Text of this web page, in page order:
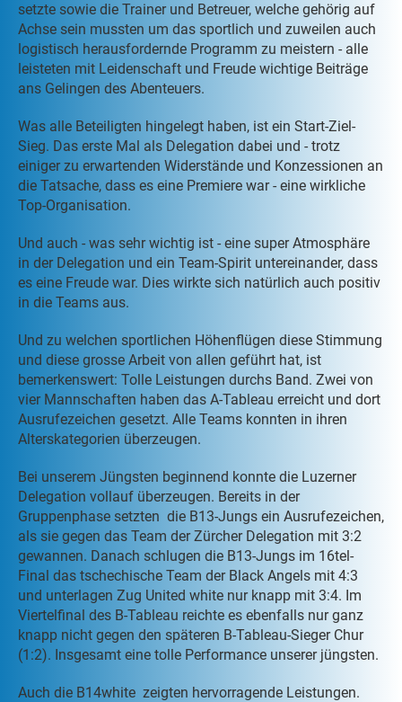
setzte sowie die Trainer und Betreuer, welche gehörig auf
Achse sein mussten um das sportlich und zuweilen auch
logistisch herausfordernde Programm zu meistern - alle
leisteten mit Leidenschaft und Freude wichtige Beiträge
ans Gelingen des Abenteuers.
Was alle Beteiligten hingelegt haben, ist ein Start-Ziel-
Sieg. Das erste Mal als Delegation dabei und - trotz
einiger zu erwartenden Widerstände und Konzessionen an
die Tatsache, dass es eine Premiere war - eine wirkliche
Top-Organisation.
Und auch - was sehr wichtig ist - eine super Atmosphäre
in der Delegation und ein Team-Spirit untereinander, dass
es eine Freude war. Dies wirkte sich natürlich auch positiv
in die Teams aus.
Und zu welchen sportlichen Höhenflügen diese Stimmung
und diese grosse Arbeit von allen geführt hat, ist
bemerkenswert: Tolle Leistungen durchs Band. Zwei von
vier Mannschaften haben das A-Tableau erreicht und dort
Ausrufezeichen gesetzt. Alle Teams konnten in ihren
Alterskategorien überzeugen.
Bei unserem Jüngsten beginnend konnte die Luzerner
Delegation vollauf überzeugen. Bereits in der
Gruppenphase setzten die B13-Jungs ein Ausrufezeichen,
als sie gegen das Team der Zürcher Delegation mit 3:2
gewannen. Danach schlugen die B13-Jungs im 16tel-
Final das tschechische Team der Black Angels mit 4:3
und unterlagen Zug United white nur knapp mit 3:4. Im
Viertelfinal des B-Tableau reichte es ebenfalls nur ganz
knapp nicht gegen den späteren B-Tableau-Sieger Chur
(1:2). Insgesamt eine tolle Performance unserer jüngsten.
Auch die B14white zeigten hervorragende Leistungen.